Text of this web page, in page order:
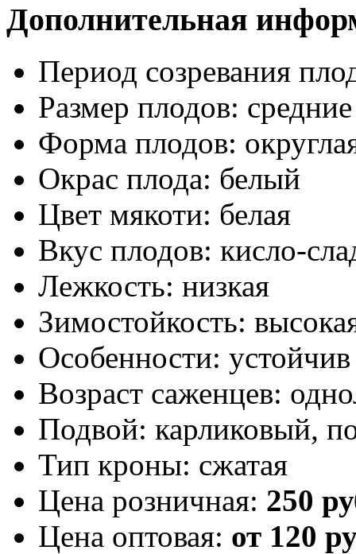
Дополнительная
Период созревания
Размер плодов: средние
Форма плодов:
Окрас плода: белый
Цвет мякоти: белая
Вкус плодов: кисло-
Лежкость: низкая
Зимостойкость:
Особенности:
Возраст саженцев:
Подвой: карликовый,
Тип кроны: сжатая
Цена розничная: 250
Цена оптовая: от 120